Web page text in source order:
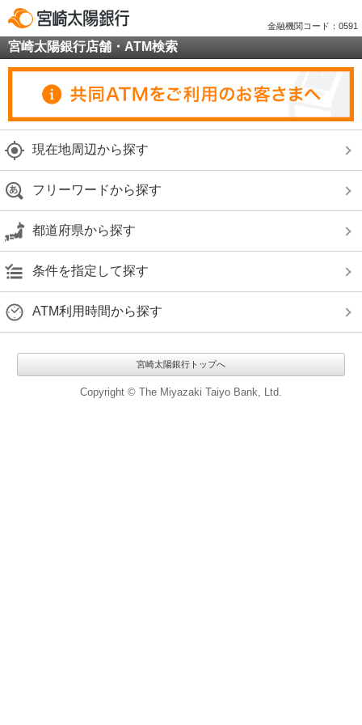
金融機関コード：0591
宮崎太陽銀行店舗・ATM検索
現在地周辺から探す
フリーワードから探す
都道府県から探す
条件を指定して探す
ATM利用時間から探す
宮崎太陽銀行トップへ
Copyright © The Miyazaki Taiyo Bank, Ltd.